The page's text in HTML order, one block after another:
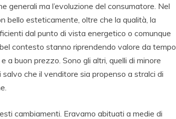
generali ma l’evoluzione del consumatore. Nel
bello esteticamente, oltre che la qualità, la
dal punto di vista energetico o comunque
contesto stanno riprendendo valore da tempo
a buon prezzo. Sono gli altri, quelli di minore
che il venditore sia propenso a stralci di
cambiamenti. Eravamo abituati a medie di